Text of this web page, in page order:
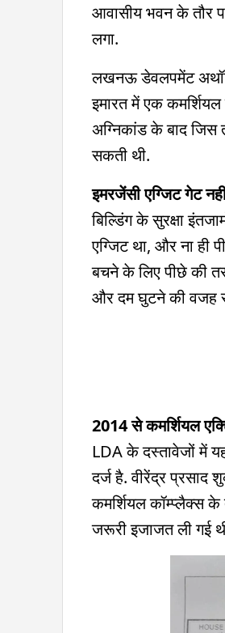
आवासीय भवन के तौर
लगा.
लखनऊ डेवलपमेंट
इमारत में एक
अग्निकांड के बाद जिस
सकती थी.
इमरजेंसी एग्जिट गेट
बिल्डिंग के सुरक्षा
एग्जिट था, और ना
बचने के लिए पीछे की
और दम घुटने की वजह
2014 से कमर्शियल
LDA के दस्तावेजों में
दर्ज है. वीरेंद्र प्रसाद
कमर्शियल कॉम्प्लैक्स
जरूरी इजाजत ली गई